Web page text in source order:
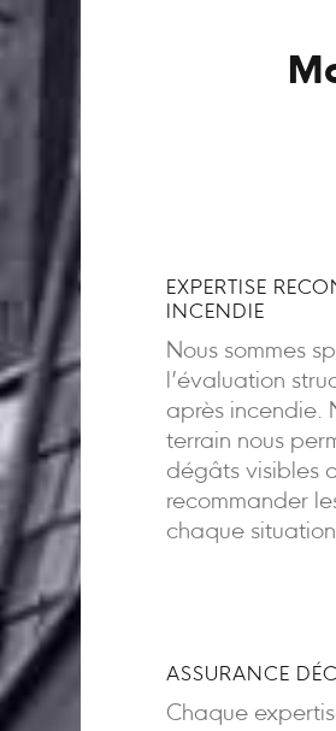
EXPERTISE
INCENDIE
Nous sommes
l’évaluation
après incendie.
terrain nous
dégâts visibles
recommander
chaque
ASSURANCE
Chaque